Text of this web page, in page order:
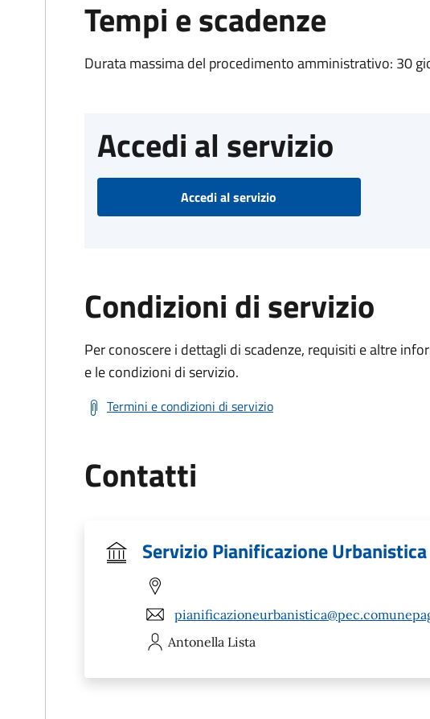
Tempi e scadenze
Durata massima del procedimento amministrativo: 30
Accedi al servizio
Accedi al servizio
Condizioni di servizio
Per conoscere i dettagli di scadenze, requisiti e altre
e le condizioni di servizio.
Termini e condizioni di servizio
Contatti
Servizio Pianificazione Urbanistica
Antonella Lista